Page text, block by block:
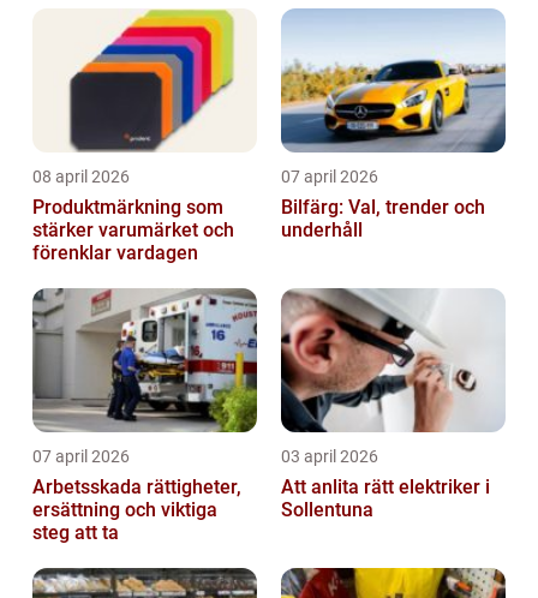
08 april 2026
Produktmärkning som
stärker varumärket och
förenklar vardagen
07 april 2026
Bilfärg: Val, trender och
underhåll
07 april 2026
Arbetsskada rättigheter,
ersättning och viktiga
steg att ta
03 april 2026
Att anlita rätt elektriker i
Sollentuna